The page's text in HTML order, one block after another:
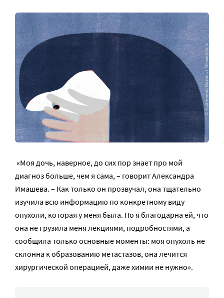
«Моя дочь, наверное, до сих пор знает про мой
диагноз больше, чем я сама, – говорит Александра
Имашева. – Как только он прозвучал, она тщательно
изучила всю информацию по конкретному виду
опухоли, которая у меня была. Но я благодарна ей, что
она не грузила меня лекциями, подробностями, а
сообщила только основные моменты: моя опухоль не
склонна к образованию метастазов, она лечится
хирургической операцией, даже химии не нужно».